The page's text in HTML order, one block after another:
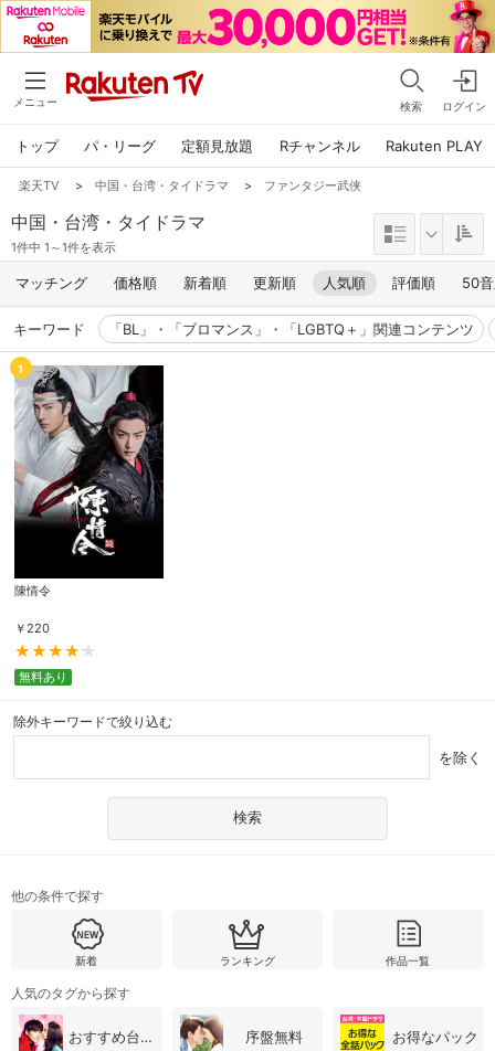
メニュー 検索 ログイン
トップ パ・リーグ 定額見放題 Rチャンネル Rakuten PLAY
楽天TV > 中国・台湾・タイドラマ > ファンタジー武侠
中国・台湾・タイドラマ
1件中 1～1件を表示
マッチング 価格順 新着順 更新順 人気順 評価順 50
キーワード 「BL」・「ブロマンス」・「LGBTQ＋」関連コンテンツ
1
陳情令
￥ 220
無料あり
除外キーワードで絞り込む
を除く
他の条件で探す
新着 ランキング 作品一覧
人気のタグから探す
おすすめ台湾・中国ドラマ 序盤無料 お得なパック